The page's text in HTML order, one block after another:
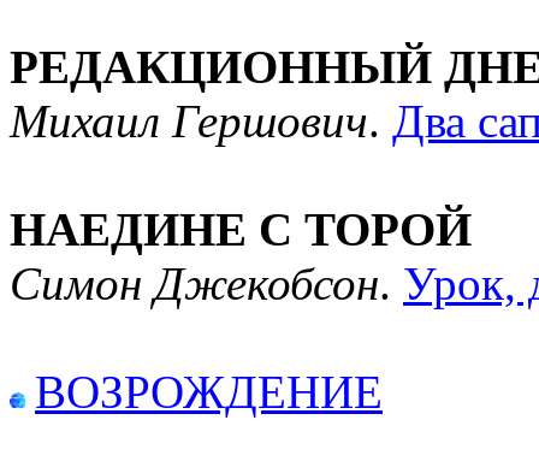
РЕДАКЦИОННЫЙ
Михаил Гершович. Два
НАЕДИНЕ С ТОРОЙ
Симон Джекобсон. Урок,
ВОЗРОЖДЕНИЕ